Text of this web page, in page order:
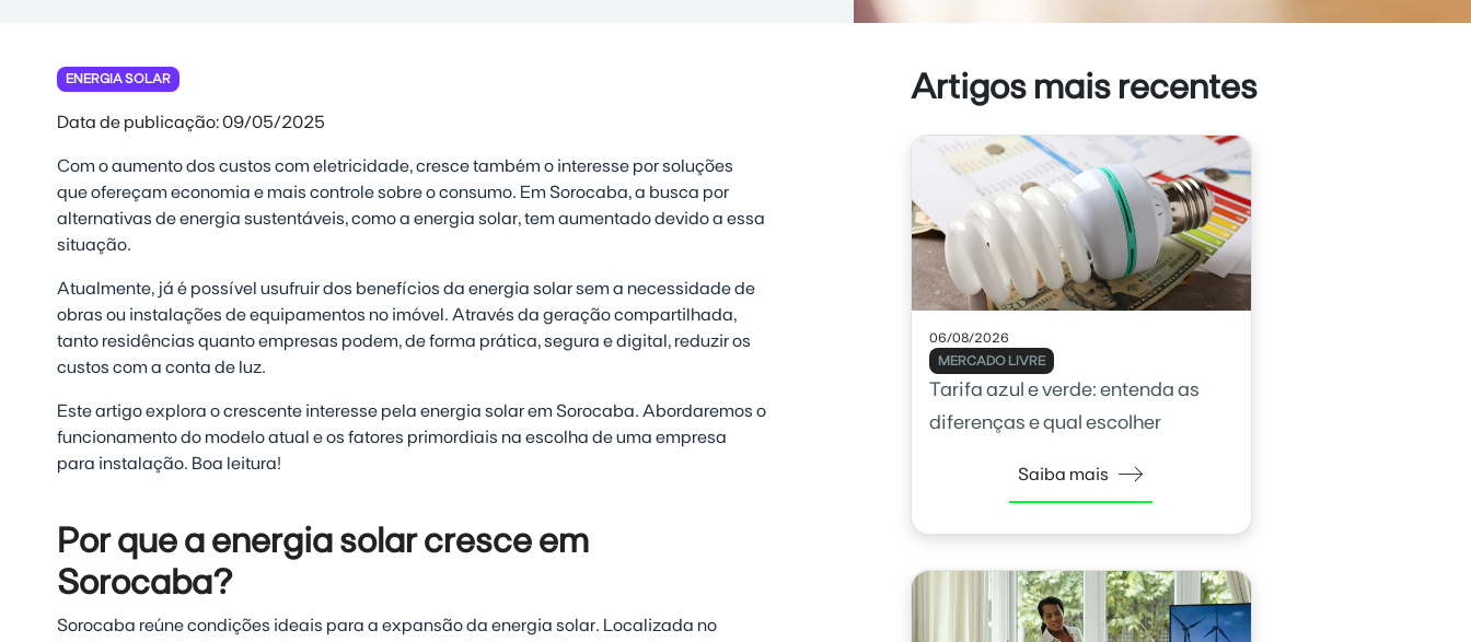
ENERGIA SOLAR
Data de publicação: 09/05/2025
Com o aumento dos custos com eletricidade, cresce também o interesse por soluções
que ofereçam economia e mais controle sobre o consumo. Em Sorocaba, a busca por
alternativas de energia sustentáveis, como a energia solar, tem aumentado devido a essa
situação.
Atualmente, já é possível usufruir dos benefícios da energia solar sem a necessidade de
obras ou instalações de equipamentos no imóvel. Através da geração compartilhada,
tanto residências quanto empresas podem, de forma prática, segura e digital, reduzir os
custos com a conta de luz.
Este artigo explora o crescente interesse pela energia solar em Sorocaba. Abordaremos o
funcionamento do modelo atual e os fatores primordiais na escolha de uma empresa
para instalação. Boa leitura!
Por que a energia solar cresce em
Sorocaba?
Sorocaba reúne condições ideais para a expansão da energia solar. Localizada no
Artigos mais recentes
06/08/2026
MERCADO LIVRE
Tarifa azul e verde: entenda as
diferenças e qual escolher
Saiba mais